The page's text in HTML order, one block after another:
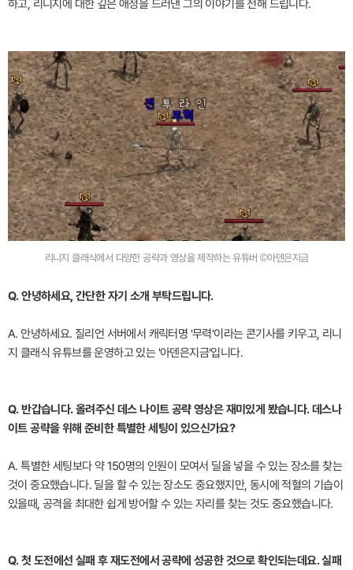
하고, 리니지에 대한 깊은 애정을 드러낸 그의 이야기를 전해 드립니다.
리니지 클래식에서 다양한 공략과 영상을 제작하는 유튜버 ©아덴은지금
Q. 안녕하세요, 간단한 자기 소개 부탁드립니다.
A. 안녕하세요. 질리언 서버에서 캐릭터명 '무력'이라는 콘기사를 키우고, 리니
지 클래식 유튜브를 운영하고 있는 '아덴은지금'입니다.
Q. 반갑습니다. 올려주신 데스 나이트 공략 영상은 재미있게 봤습니다. 데스나
이트 공략을 위해 준비한 특별한 세팅이 있으신가요?
A. 특별한 세팅보다 약 150명의 인원이 모여서 딜을 넣을 수 있는 장소를 찾는
것이 중요했습니다. 딜을 할 수 있는 장소도 중요했지만, 동시에 적혈의 기습이
있을때, 공격을 최대한 쉽게 방어할 수 있는 자리를 찾는 것도 중요했습니다.
Q. 첫 도전에선 실패 후 재도전에서 공략에 성공한 것으로 확인되는데요. 실패